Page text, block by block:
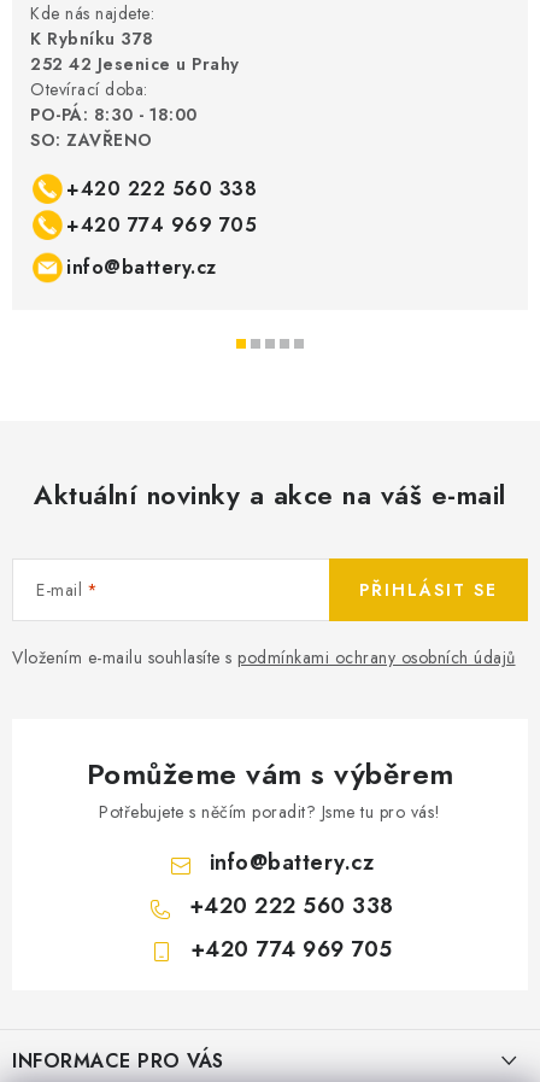
Kde nás najdete:
K Rybníku 378
252 42 Jesenice u Prahy
Otevírací doba:
PO-PÁ: 8:30 - 18:00
SO: ZAVŘENO
+420 222 560 338
+420 774 969 705
info@battery.cz
Aktuální novinky a akce na váš e-mail
E-mail
Vložením e-mailu souhlasíte s podmínkami ochrany osobních údajů
PŘIHLÁSIT SE
Pomůžeme vám s výběrem
Potřebujete s něčím poradit? Jsme tu pro vás!
info@battery.cz
+420 222 560 338
+420 774 969 705
pINFORMACE PRO VÁS